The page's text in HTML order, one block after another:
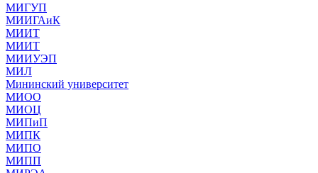
МИГУП
МИИГАиК
МИИТ
МИИТ
МИИУЭП
МИЛ
Мининский университет
МИОО
МИОЦ
МИПиП
МИПК
МИПО
МИПП